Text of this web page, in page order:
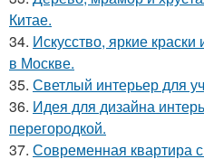
Китае.
34. Искусство, яркие
в Москве.
35. Светлый интерьер для
36. Идея для дизайна
перегородкой.
37. Современная квартира